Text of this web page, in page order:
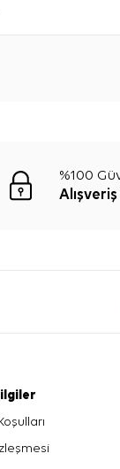
%100
Alışveriş